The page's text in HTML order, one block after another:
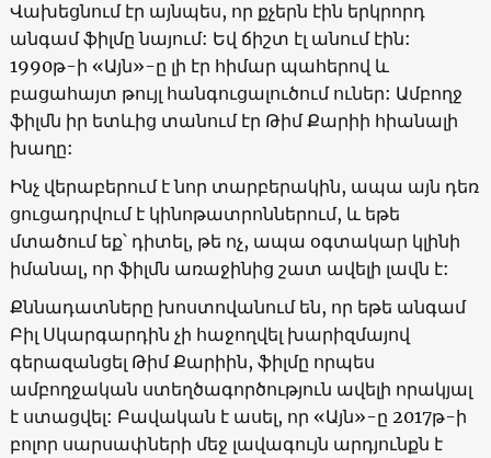
Վախեցնում էր այնպես, որ քչերն էին երկրորդ
անգամ ֆիլմը նայում: Եվ ճիշտ էլ անում էին:
1990թ-ի «Այն»-ը լի էր հիմար պահերով և
բացահայտ թույլ հանգուցալուծում ուներ: Ամբողջ
ֆիլմն իր ետևից տանում էր Թիմ Քարիի հիանալի
խաղը:
Ինչ վերաբերում է նոր տարբերակին, ապա այն դեռ
ցուցադրվում է կինոթատրոններում, և եթե
մտածում եք՝ դիտել, թե ոչ, ապա օգտակար կլինի
իմանալ, որ ֆիլմն առաջինից շատ ավելի լավն է:
Քննադատները խոստովանում են, որ եթե անգամ
Բիլ Սկարգարդին չի հաջողվել խարիզմայով
գերազանցել Թիմ Քարիին, ֆիլմը որպես
ամբողջական ստեղծագործություն ավելի որակյալ
է ստացվել: Բավական է ասել, որ «Այն»-ը 2017թ-ի
բոլոր սարսափների մեջ լավագույն արդյունքն է